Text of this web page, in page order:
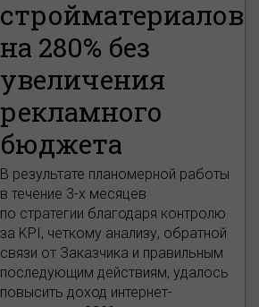
стройматериалов
на 280% без
увеличения
рекламного
бюджета
В результате планомерной работы
в течение 3-х месяцев
по стратегии благодаря контролю
за KPI, четкому анализу, обратной
связи от Заказчика и правильным
последующим действиям, удалось
повысить доход интернет-